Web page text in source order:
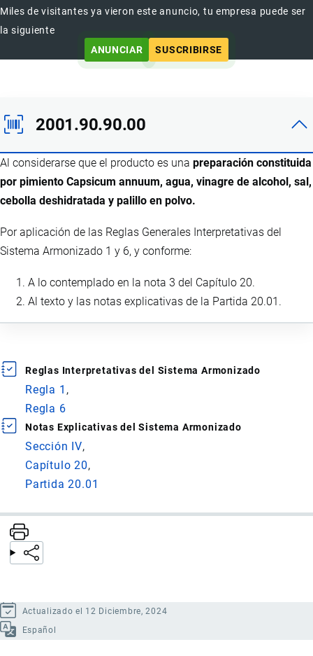
Miles de visitantes ya vieron este anuncio, tu empresa puede ser
la siguiente
ANUNCIAR
SUSCRIBIRSE
2001.90.90.00
Al considerarse que el producto es una preparación constituida
por pimiento Capsicum annuum, agua, vinagre de alcohol, sal,
cebolla deshidratada y palillo en polvo.
Por aplicación de las Reglas Generales Interpretativas del
Sistema Armonizado 1 y 6, y conforme:
A lo contemplado en la nota 3 del Capítulo 20.
Al texto y las notas explicativas de la Partida 20.01.
Reglas Interpretativas del Sistema Armonizado
Regla 1
Regla 6
Notas Explicativas del Sistema Armonizado
Sección IV
Capítulo 20
Partida 20.01
Actualizado el 12 Diciembre, 2024
Español